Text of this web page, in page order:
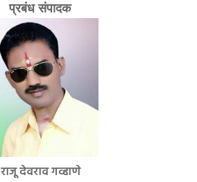
प्रबंध संपादक
राजू देवराव गव्हाणे